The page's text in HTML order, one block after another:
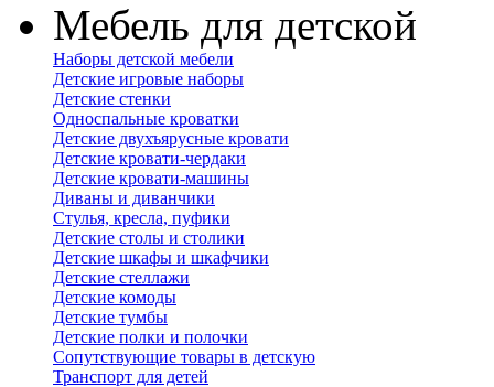
Мебель для детской
Наборы детской мебели
Детские игровые наборы
Детские стенки
Односпальные кроватки
Детские двухъярусные кровати
Детские кровати-чердаки
Детские кровати-машины
Диваны и диванчики
Стулья, кресла, пуфики
Детские столы и столики
Детские шкафы и шкафчики
Детские стеллажи
Детские комоды
Детские тумбы
Детские полки и полочки
Сопутствующие товары в детскую
Транспорт для детей